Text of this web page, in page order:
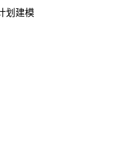
划建模